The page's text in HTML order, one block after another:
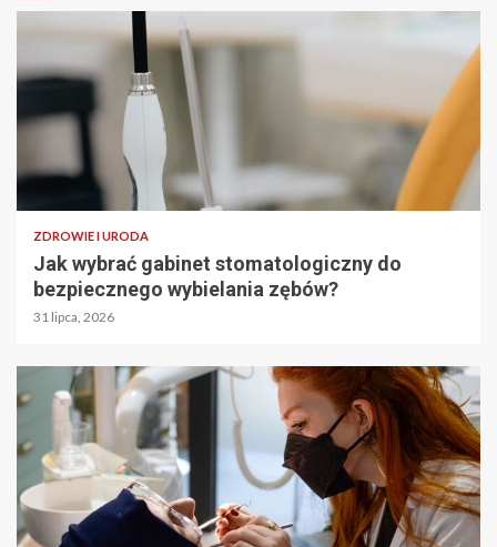
ZDROWIE I URODA
Jak wybrać gabinet stomatologiczny do
bezpiecznego wybielania zębów?
31 lipca, 2026